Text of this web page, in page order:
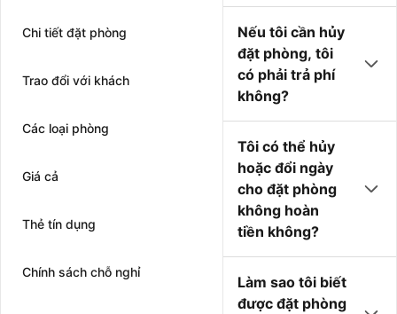
Chi tiết đặt phòng
Trao đổi với khách
Các loại phòng
Giá cả
Thẻ tín dụng
Chính sách chỗ nghỉ
Nếu tôi cần hủy
đặt phòng, tôi
có phải trả phí
không?
Tôi có thể hủy
hoặc đổi ngày
cho đặt phòng
không hoàn
tiền không?
Làm sao tôi biết
được đặt phòng